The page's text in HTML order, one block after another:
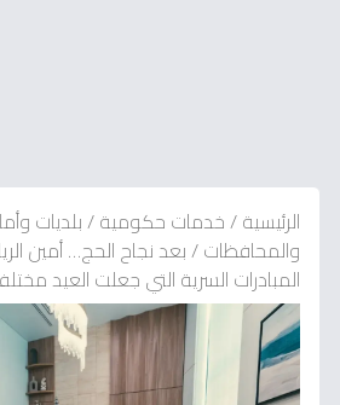
الرئيسية/خدمات حكومية/بلديات
والمحافظات/بعد نجاح الحج… أمين
المبادرات السرية التي جعلت العيد